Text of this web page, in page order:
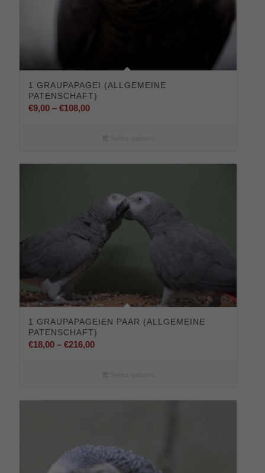
1 GRAUPAPAGEI (ALLGEMEINE
PATENSCHAFT)
€9,00 –€108,00Preisspanne:
1 GRAUPAPAGEIEN PAAR (ALLGEMEINE
PATENSCHAFT)
€18,00 –€216,00Preisspanne: